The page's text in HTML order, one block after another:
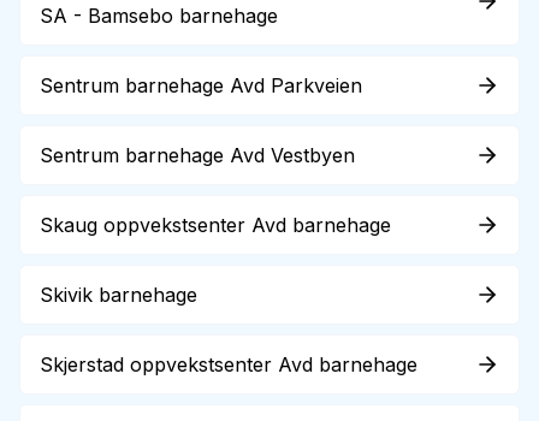
SA - Bamsebo barnehage
Sentrum barnehage Avd Parkveien
Sentrum barnehage Avd Vestbyen
Skaug oppvekstsenter Avd barnehage
Skivik barnehage
Skjerstad oppvekstsenter Avd barnehage